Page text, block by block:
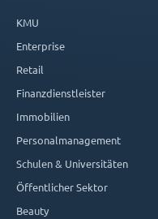
KMU
Enterprise
Retail
Finanzdienstleister
Immobilien
Personalmanagement
Schulen & Universitäten
Öffentlicher Sektor
Beauty